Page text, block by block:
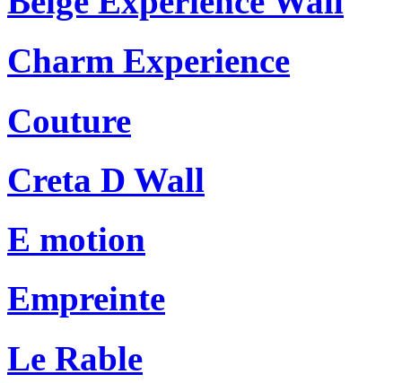
Charm Experience
Couture
Creta D Wall
E motion
Empreinte
Le Rable